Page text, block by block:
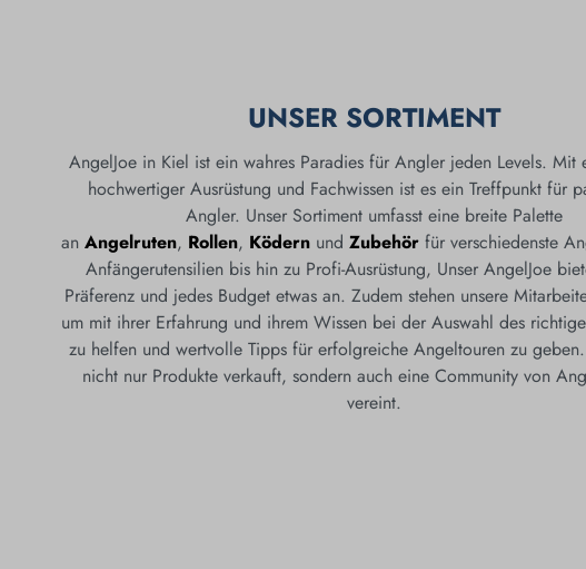
UNSER SORTIMENT
AngelJoe in Kiel ist ein wahres Paradies für Angler jeden Levels. Mit
hochwertiger Ausrüstung und Fachwissen ist es ein Treffpunkt für
Angler. Unser Sortiment umfasst eine breite Palette
an Angelruten, Rollen, Ködern und Zubehör für verschiedenste
Anfängerutensilien bis hin zu Profi-Ausrüstung, Unser AngelJoe
Präferenz und jedes Budget etwas an. Zudem stehen unsere
um mit ihrer Erfahrung und ihrem Wissen bei der Auswahl des
zu helfen und wertvolle Tipps für erfolgreiche Angeltouren zu
nicht nur Produkte verkauft, sondern auch eine Community von
vereint.